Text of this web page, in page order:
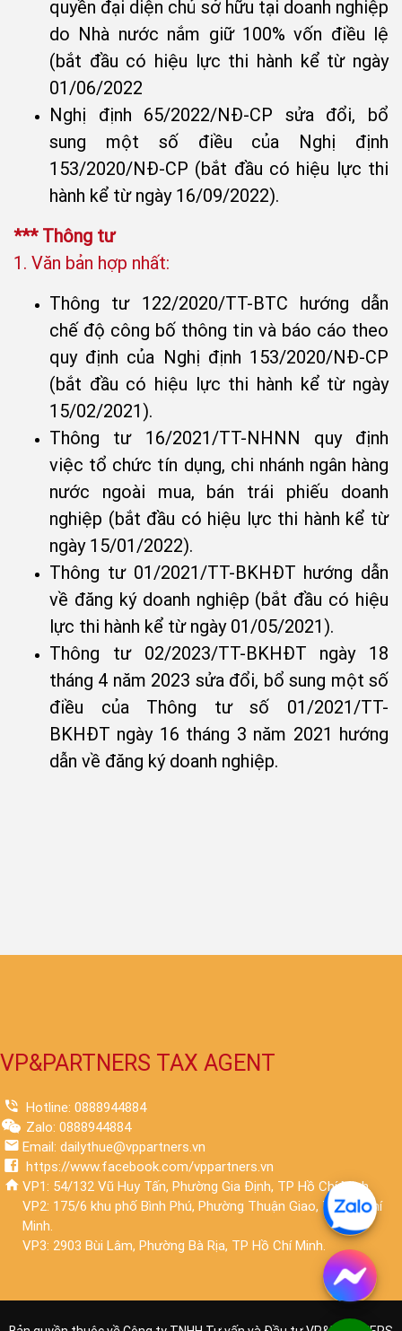
quyền đại diện chủ sở hữu tại doanh nghiệp
do Nhà nước nắm giữ 100% vốn điều lệ
(bắt đầu có hiệu lực thi hành kể từ ngày
01/06/2022
Nghị định 65/2022/NĐ-CP sửa đổi, bổ
sung một số điều của Nghị định
153/2020/NĐ-CP (bắt đầu có hiệu lực thi
hành kể từ ngày 16/09/2022).
*** Thông tư
1. Văn bản hợp nhất:
Thông tư 122/2020/TT-BTC hướng dẫn
chế độ công bố thông tin và báo cáo theo
quy định của Nghị định 153/2020/NĐ-CP
(bắt đầu có hiệu lực thi hành kể từ ngày
15/02/2021).
Thông tư 16/2021/TT-NHNN quy định
việc tổ chức tín dụng, chi nhánh ngân hàng
nước ngoài mua, bán trái phiếu doanh
nghiệp (bắt đầu có hiệu lực thi hành kể từ
ngày 15/01/2022).
Thông tư 01/2021/TT-BKHĐT hướng dẫn
về đăng ký doanh nghiệp (bắt đầu có hiệu
lực thi hành kể từ ngày 01/05/2021).
Thông tư 02/2023/TT-BKHĐT ngày 18
tháng 4 năm 2023 sửa đổi, bổ sung một số
điều của Thông tư số 01/2021/TT-
BKHĐT ngày 16 tháng 3 năm 2021 hướng
dẫn về đăng ký doanh nghiệp.
VP&PARTNERS TAX AGENT
Hotline: 0888944884
Zalo: 0888944884
Email: dailythue@vppartners.vn
https://www.facebook.com/vppartners.vn
VP1: 54/132 Vũ Huy Tấn, Phường Gia Định, TP Hồ Chí Minh.
VP2: 175/6 khu phố Bình Phú, Phường Thuận Giao, TP Hồ Chí
Minh.
VP3: 2903 Bùi Lâm, Phường Bà Rịa, TP Hồ Chí Minh.